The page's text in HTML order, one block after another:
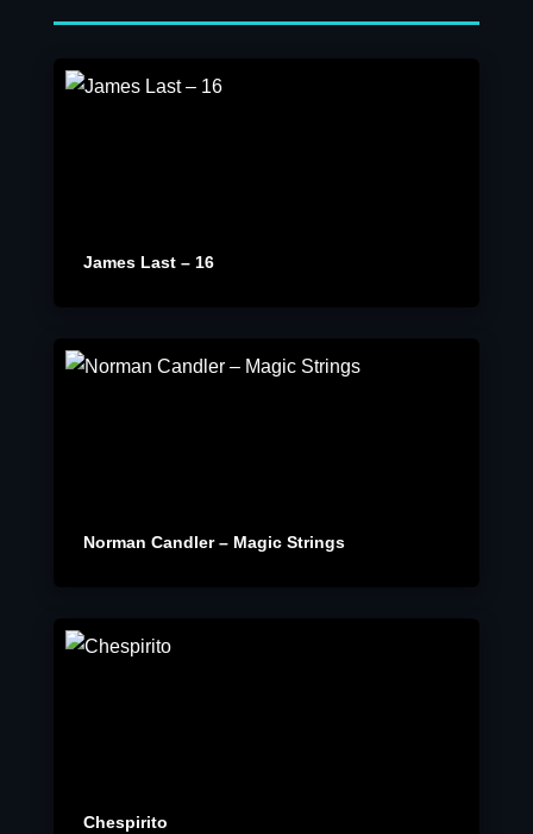
James Last – 16
Norman Candler – Magic Strings
Chespirito